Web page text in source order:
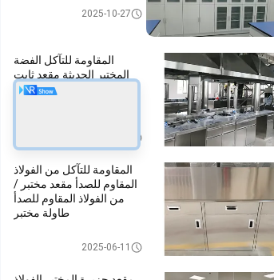
Acid Storage Cabinet2025-10-27
المقاومة للتآكل الفضة
المختبر الحديثة مقعد ثابت
من الفولاذ المقاوم للصدأ
المقاومة للتآكل من الفولاذ
المقاوم للصدأ مقعد مختبر /
من الفولاذ المقاوم للصدأ
طاولة مختبر
Stainless Steel Lab Bench
2025-06-11